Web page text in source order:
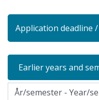
Application deadline
Earlier years and